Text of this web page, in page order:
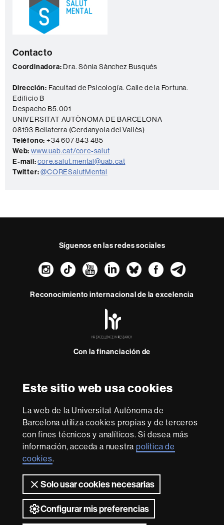
Este sitio web usa cookies
La web de la Universitat Autònoma de
Barcelona utiliza cookies propias y de terceros
con fines técnicos y analíticos. Si desea más
información, acceda a nuestrapolítica de
cookies.
Solo usar cookies necesarias
Configurar mis preferencias
c
t
o
Contacto
Coordinadora: Dra. Sònia Sànchez Busqués
Dirección: Facultad de Psicología. Calle de la Fortuna.
Edificio B
Despacho B5.001
UNIVERSITAT AUTÒNOMA DE BARCELONA
08193 Bellaterra (Cerdanyola del Vallès)
Teléfono: +34 607 843 485
Web: www.uab.cat/core-salut
E-mail:core.salut.mental@uab.cat
Twitter:@CORESalutMental
Síguenos en las redes sociales
Instagram
TikTokYouTube
LinkedIn
Bluesky
Reconocimiento internacional de la excelencia
-
Con la financiación de
Sobre
esta
web Aviso legal Protección de datos Sobre el
web Accesibilidad web Mapa del web UAB
Somos una universidad líder que imparte una docencia
flexible, adecuada a las necesidades de la sociedad y
adaptada a los nuevos modelos de la Europa del
conocimiento. La UAB es reconocida internacionalmente
por la calidad y el carácter innovador de su investigación.